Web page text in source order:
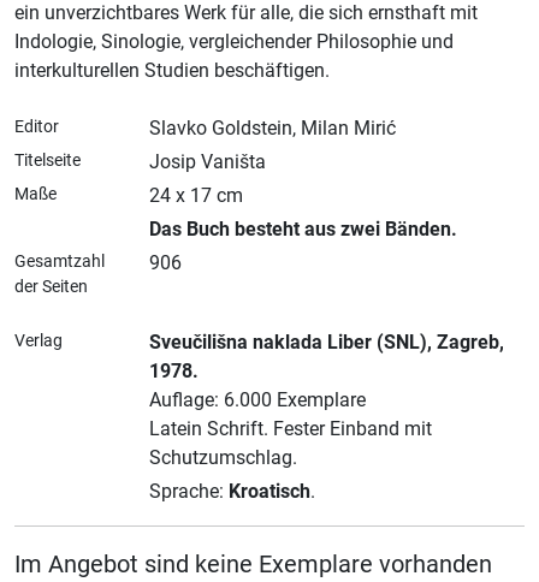
ein unverzichtbares Werk für alle, die sich ernsthaft mit
Indologie, Sinologie, vergleichender Philosophie und
interkulturellen Studien beschäftigen.
Editor Slavko Goldstein, Milan Mirić
Titelseite Josip Vaništa
Maße
24 x 17 cm
Das Buch besteht aus zwei Bänden.
Gesamtzahl
der Seiten
906
Verlag Sveučilišna naklada Liber (SNL), Zagreb,
1978.
Auflage: 6.000 Exemplare
Latein Schrift. Fester Einband mit
Schutzumschlag.
Sprache: Kroatisch.
Im Angebot sind keine Exemplare vorhanden